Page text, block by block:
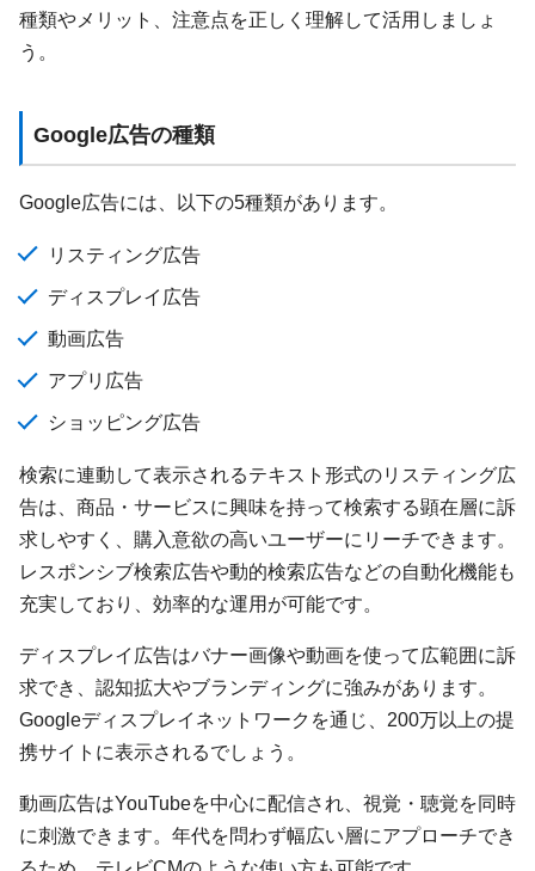
種類やメリット、注意点を正しく理解して活用しましょ
う。
Google広告の種類
Google広告には、以下の5種類があります。
リスティング広告
ディスプレイ広告
動画広告
アプリ広告
ショッピング広告
検索に連動して表示されるテキスト形式のリスティング広
告は、商品・サービスに興味を持って検索する顕在層に訴
求しやすく、購入意欲の高いユーザーにリーチできます。
レスポンシブ検索広告や動的検索広告などの自動化機能も
充実しており、効率的な運用が可能です。
ディスプレイ広告はバナー画像や動画を使って広範囲に訴
求でき、認知拡大やブランディングに強みがあります。
Googleディスプレイネットワークを通じ、200万以上の提
携サイトに表示されるでしょう。
動画広告はYouTubeを中心に配信され、視覚・聴覚を同時
に刺激できます。年代を問わず幅広い層にアプローチでき